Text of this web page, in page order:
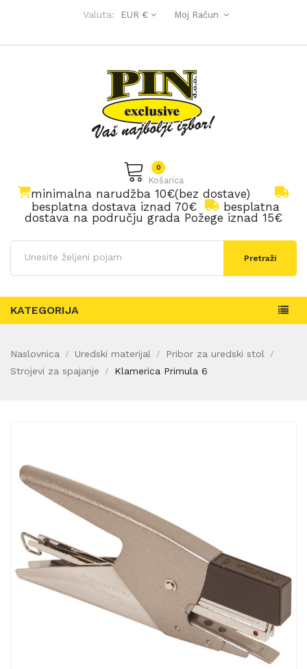
Valuta: EUR € Moj Račun
Košarica
0
minimalna narudžba 10€(bez dostave)
besplatna dostava iznad 70€
besplatna
dostava na području grada Požege iznad 15€
Pretraži
KATEGORIJA
Naslovnica Uredski materijal
Pribor za uredski stol
Strojevi za spajanje
Klamerica Primula 6